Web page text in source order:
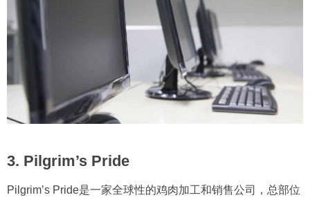
3. Pilgrim’s Pride
Pilgrim’s Pride是一家全球性的鸡肉加工和销售公司，总部位